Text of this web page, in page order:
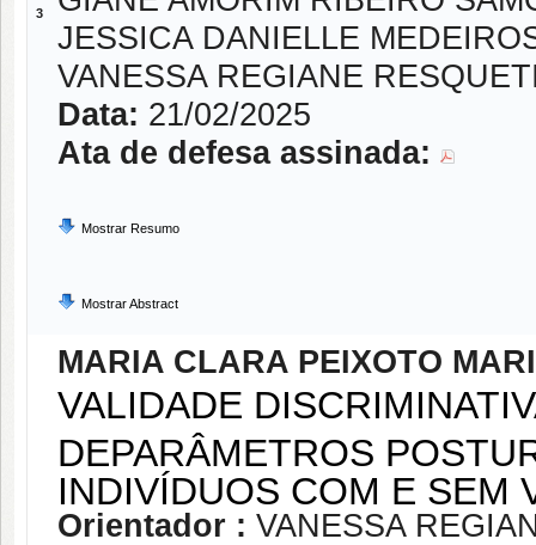
3
JESSICA DANIELLE
VANESSA REGIANE
Data: 21/02/2025
Ata de defesa assinada:
Mostrar Resumo
Mostrar Abstract
MARIA CLARA PEIXOTO
VALIDADE
DEPARÂMETROS
INDIVÍDUOS COM E
Orientador : VANESSA